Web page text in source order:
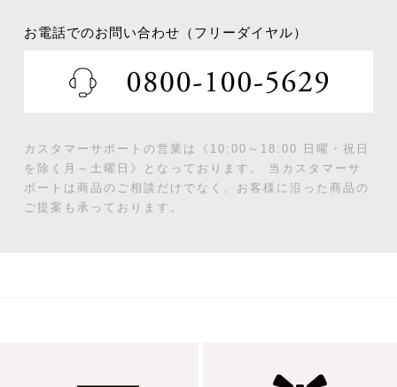
お電話でのお問い合わせ（フリーダイヤル）
カスタマーサポートの営業は《10:00～18:00 日曜・祝日
を除く月～土曜日》となっております。
当カスタマーサ
ポートは商品のご相談だけでなく、お客様に沿った商品の
ご提案も承っております。